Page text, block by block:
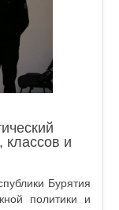
классов и
Бурятия
политики и